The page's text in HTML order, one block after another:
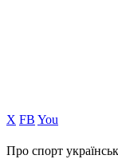
Х FB You
Про спорт